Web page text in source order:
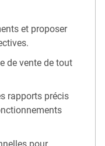
et proposer
de vente de tout
rapports précis